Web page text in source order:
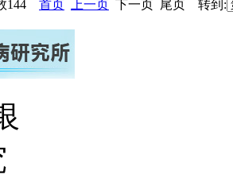
144 首页 上一页 下一页 尾页 转到: